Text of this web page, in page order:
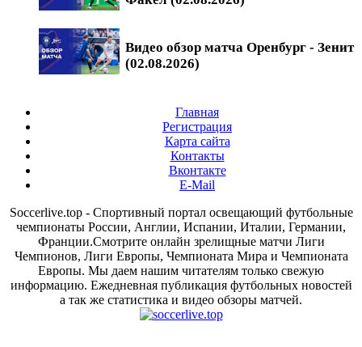
Видео обзор матча Оренбург - Зенит
(02.08.2026)
Главная
Регистрация
Карта сайта
Контакты
Вконтакте
E-Mail
Soccerlive.top - Спортивный портал освещающий футбольные
чемпионаты России, Англии, Испании, Италии, Германии,
Франции.Смотрите онлайн зрелищные матчи Лиги
Чемпионов, Лиги Европы, Чемпионата Мира и Чемпионата
Европы. Мы даем нашим читателям только свежую
информацию. Ежедневная публикация футбольных новостей
а так же статистика и видео обзоры матчей.